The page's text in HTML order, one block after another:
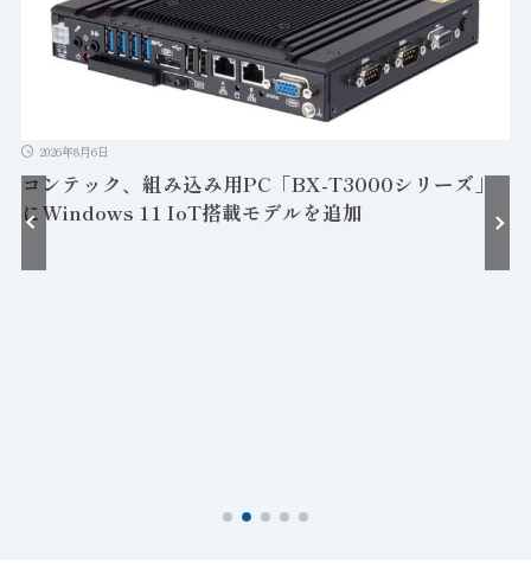
2026年8月6日
コンテック、組み込み用PC「BX-T3000シリーズ」
にWindows 11 IoT搭載モデルを追加